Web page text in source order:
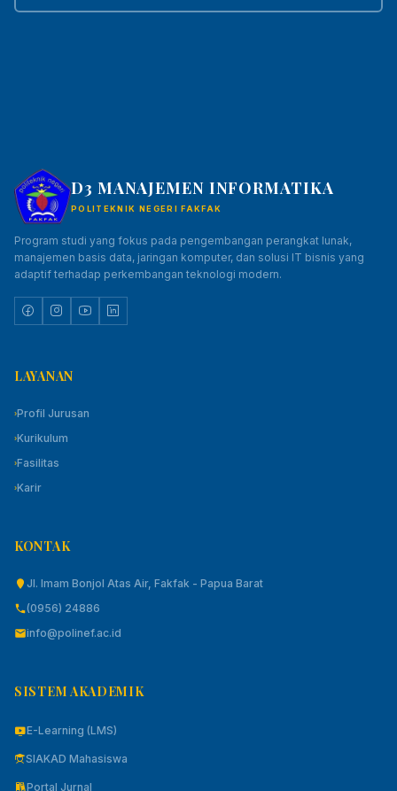
D3 MANAJEMEN INFORMATIKA
POLITEKNIK NEGERI FAKFAK
Program studi yang fokus pada pengembangan perangkat lunak,
manajemen basis data, jaringan komputer, dan solusi IT bisnis yang
adaptif terhadap perkembangan teknologi modern.
LAYANAN
›Profil Jurusan
›Kurikulum
›Fasilitas
›Karir
KONTAK
Jl. Imam Bonjol Atas Air, Fakfak - Papua Barat
(0956) 24886
info@polinef.ac.id
SISTEM AKADEMIK
E-Learning (LMS)
SIAKAD Mahasiswa
Portal Jurnal